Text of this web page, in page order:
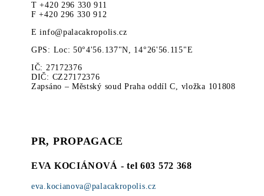
T +420 296 330 911
F +420 296 330 912
E info@palacakropolis.cz
GPS: Loc: 50°4'56.137"N, 14°26'56.115"E
IČ: 27172376
DIČ: CZ27172376
Zapsáno – Městský soud Praha oddíl C, vložka 101808
PR, PROPAGACE
EVA KOCIÁNOVÁ - tel 603 572 368
eva.kocianova@palacakropolis.cz